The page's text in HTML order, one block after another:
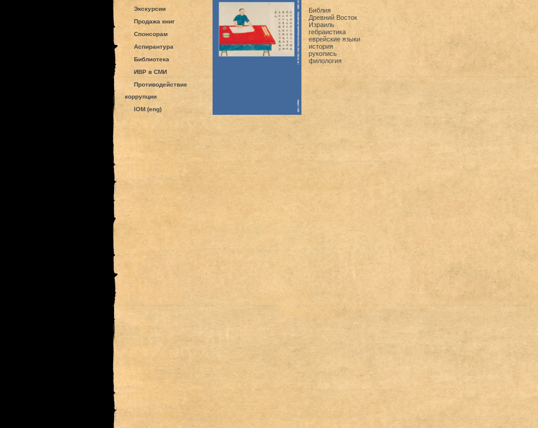
Экскурсии
Продажа книг
Спонсорам
Аспирантура
Библиотека
ИВР в СМИ
Противодействие
коррупции
IOM (eng)
Библия
Древний Восток
Израиль
гебраистика
еврейские языки
история
рукопись
филология